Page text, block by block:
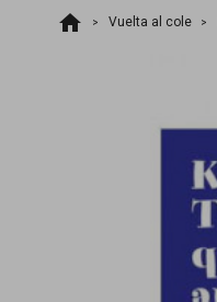
home Vuelta al cole